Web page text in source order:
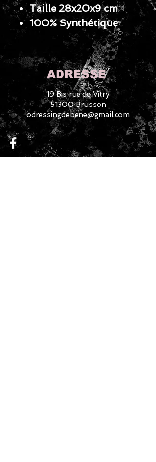
Taille 28x20x9 cm
100% Synthétique
ADRESSE
19 Bis rue de Vitry
51300 Brusson
odressingdebene@gmail.com